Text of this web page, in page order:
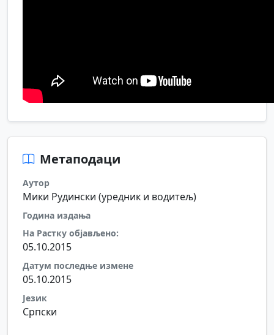
Метаподаци
Аутор
Мики Рудински (уредник и водитељ)
Година издања
На Растку објављено:
05.10.2015
Датум последње измене
05.10.2015
Језик
Српски